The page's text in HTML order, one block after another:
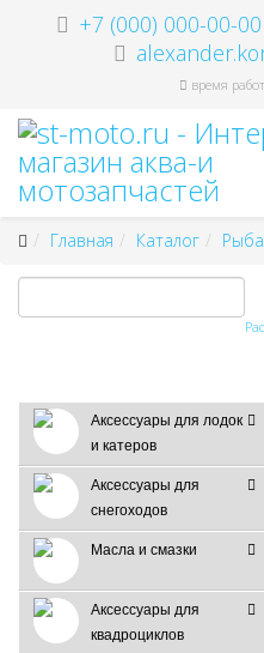
+7 (000) 000-00-00
время
Главная Каталог
Аксессуары для лодок
и катеров
Аксессуары для
снегоходов
Масла и смазки
Аксессуары для
квадроциклов